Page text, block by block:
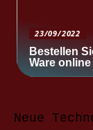
23/09/2022
Bestellen
Ware online
Neue